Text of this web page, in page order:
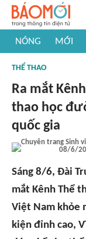
NÓNG MỚI
#Khám phá thế giới
THỂ THAO
Ra mắt
thao học
quốc gia
08/6/
Sáng 8/6, Đài
mắt Kênh Thể
Việt Nam khỏe
kiện đỉnh cao,